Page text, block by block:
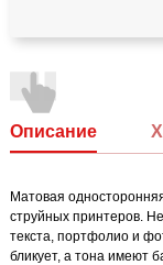
Описание
Матовая
струйных принтеров.
текста, портфолио и
бликует, а тона имеют